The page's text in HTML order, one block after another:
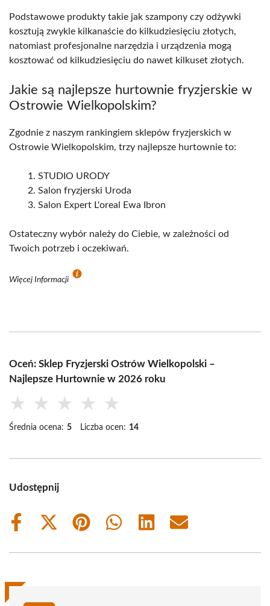
Podstawowe produkty takie jak szampony czy odżywki
kosztują zwykle kilkanaście do kilkudziesięciu złotych,
natomiast profesjonalne narzędzia i urządzenia mogą
kosztować od kilkudziesięciu do nawet kilkuset złotych.
Jakie są najlepsze hurtownie fryzjerskie w
Ostrowie Wielkopolskim?
Zgodnie z naszym rankingiem sklepów fryzjerskich w
Ostrowie Wielkopolskim, trzy najlepsze hurtownie to:
STUDIO URODY
Salon fryzjerski Uroda
Salon Expert L'oreal Ewa Ibron
Ostateczny wybór należy do Ciebie, w zależności od
Twoich potrzeb i oczekiwań.
Więcej Informacji
Oceń: Sklep Fryzjerski Ostrów Wielkopolski –
Najlepsze Hurtownie w 2026 roku
★ ★ ★ ★ ★
Średnia ocena: 5 Liczba ocen: 14
Udostępnij
Share
Share
(Twitter)
Share
Share
Share
Share